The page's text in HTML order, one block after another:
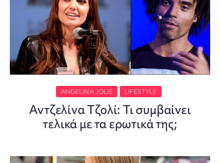
ANGELINA JOLIE LIFESTYLE
Αντζελίνα Τζολί: Τι συμβαίνει
τελικά με τα ερωτικά της;